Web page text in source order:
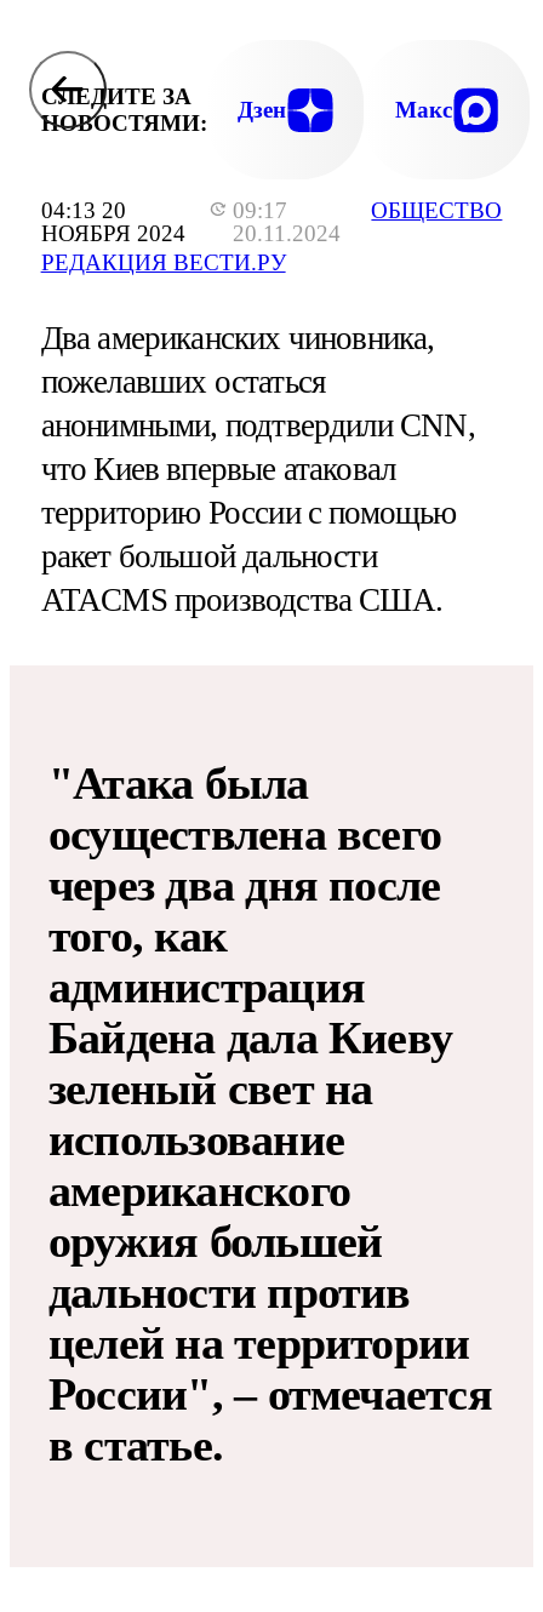
04:13 20
НОЯБРЯ 2024
09:17
20.11.2024
РЕДАКЦИЯ ВЕСТИ.РУ
ОБЩЕСТВО
СЛЕДИТЕ ЗА
НОВОСТЯМИ:
Дзен Макс
Два американских чиновника,
пожелавших остаться
анонимными, подтвердили CNN,
что Киев впервые атаковал
территорию России с помощью
ракет большой дальности
ATACMS производства США.
"Атака была
осуществлена всего
через два дня после
того, как
администрация
Байдена дала Киеву
зеленый свет на
использование
американского
оружия большей
дальности против
целей на территории
России", – отмечается
в статье.